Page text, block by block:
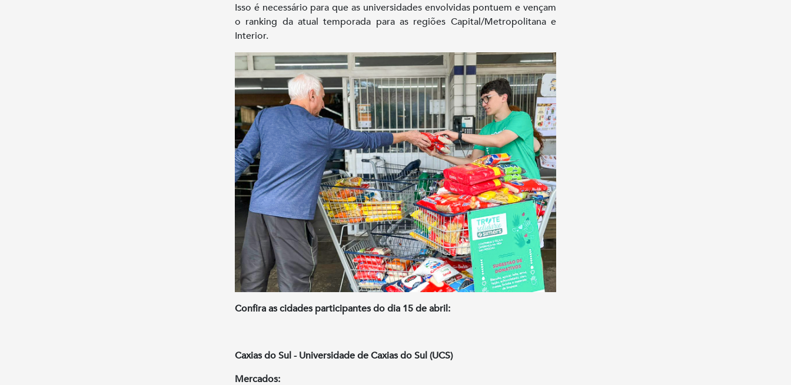
Isso é necessário para que as universidades envolvidas pontuem e vençam
o ranking da atual temporada para as regiões Capital/Metropolitana e
Interior.
Confira as cidades participantes do dia 15 de abril:
Caxias do Sul - Universidade de Caxias do Sul (UCS)
Mercados: